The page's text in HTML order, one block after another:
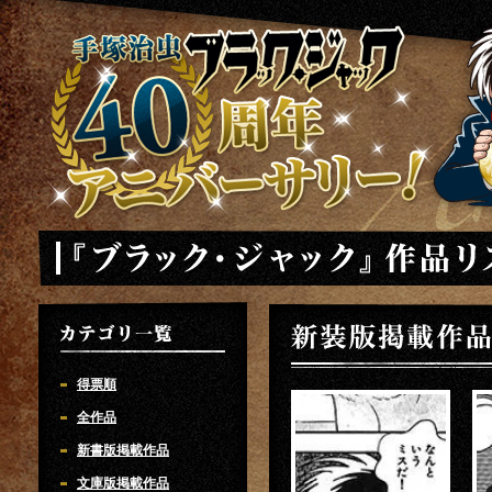
手塚治虫 ブラックジャック 40周年アニバーサリー
「ブラック・ジャック」作品リスト
得票順
全作品
新書版掲載作品
文庫版掲載作品
新装版掲載作品